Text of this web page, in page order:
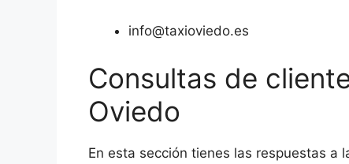
info@taxioviedo.es
Consultas de
Oviedo
En esta sección tienes las respuestas a